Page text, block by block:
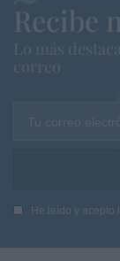
Recibe
Lo más
correo
Tu correo
He leído y acepto